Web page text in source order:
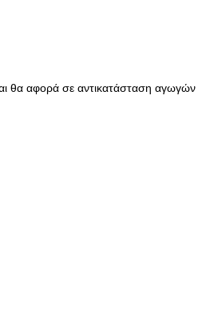
θα αφορά σε αντικατάσταση αγωγών